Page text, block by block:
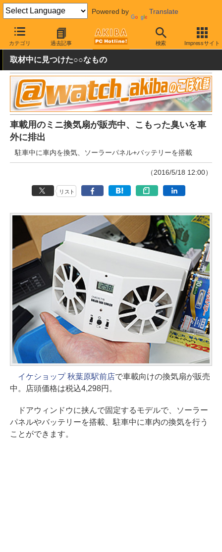
Powered by Translate
カテゴリ 過去記事 検索 Impressサイト
AKIBA PC Hotline! ガジェット その他
取材中に見つけた○○なもの
車載用のミニ換気扇が販売中、こもった臭いを車
外に排出
駐車中に車内を換気、ソーラーパネル+バッテリーを搭載
（2016/5/18 12:00）
リスト
イケショップ 秋葉原駅前店で車載向けの換気扇が販売
中。店頭価格は税込4,298円。
ドアウィンドウに挟んで固定するモデルで、ソーラー
パネルやバッテリーを搭載、駐車中に車内の換気を行う
ことができます。